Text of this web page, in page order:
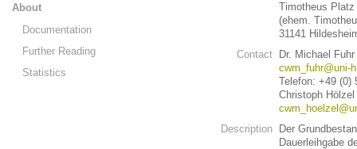
About
Documentation
Further Reading
Statistics
Timotheus
(ehem.
31141
Contact
Dr. Michael
cwm_fuhr@uni-
Telefon: +49 (0)
Christoph
Description
Der
Dauerleihgabe